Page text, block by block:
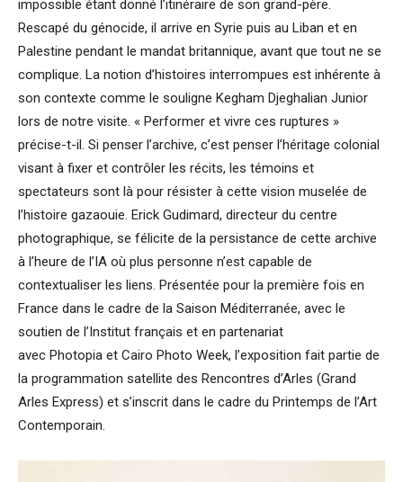
impossible étant donné l’itinéraire de son grand-père.
Rescapé du génocide, il arrive en Syrie puis au Liban et en
Palestine pendant le mandat britannique, avant que tout ne se
complique. La notion d’histoires interrompues est inhérente à
son contexte comme le souligne Kegham Djeghalian Junior
lors de notre visite. « Performer et vivre ces ruptures »
précise-t-il. Si penser l’archive, c’est penser l’héritage colonial
visant à fixer et contrôler les récits, les témoins et
spectateurs sont là pour résister à cette vision muselée de
l’histoire gazaouie. Erick Gudimard, directeur du centre
photographique, se félicite de la persistance de cette archive
à l’heure de l’IA où plus personne n’est capable de
contextualiser les liens. Présentée pour la première fois en
France dans le cadre de la Saison Méditerranée, avec le
soutien de l’Institut français et en partenariat
avec Photopia et Cairo Photo Week, l’exposition fait partie de
la programmation satellite des Rencontres d’Arles (Grand
Arles Express) et s’inscrit dans le cadre du Printemps de l’Art
Contemporain.